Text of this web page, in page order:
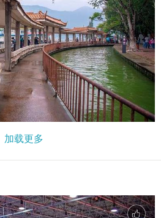
加载更多